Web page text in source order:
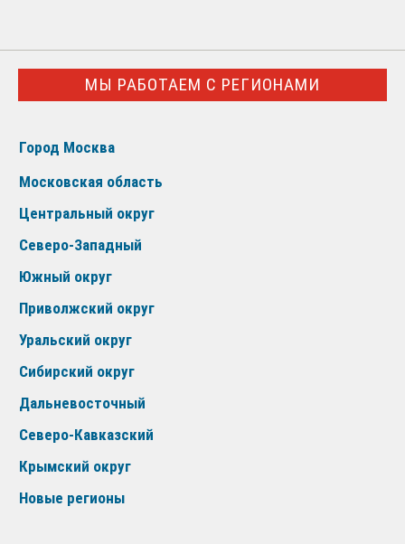
МЫ РАБОТАЕМ С РЕГИОНАМИ
Город Москва
Московская область
Центральный округ
Северо-Западный
Южный округ
Приволжский округ
Уральский округ
Сибирский округ
Дальневосточный
Северо-Кавказский
Крымский округ
Новые регионы